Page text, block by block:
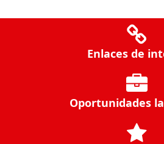
Enlaces de
Oportunidades